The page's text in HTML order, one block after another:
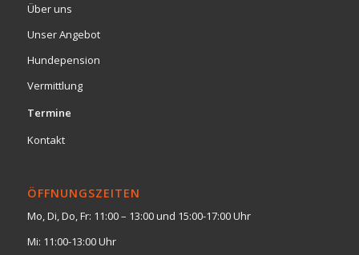
Über uns
Unser Angebot
Hundepension
Vermittlung
Termine
Kontakt
ÖFFNUNGSZEITEN
Mo, Di, Do, Fr: 11:00 – 13:00 und 15:00-17:00 Uhr
Mi: 11:00-13:00 Uhr